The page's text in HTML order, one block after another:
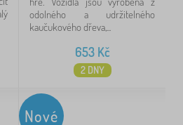
odolného a udržitelného
kaučukového dřeva,...
653Kč
2 DNY
Nové